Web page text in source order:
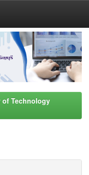
of Technology